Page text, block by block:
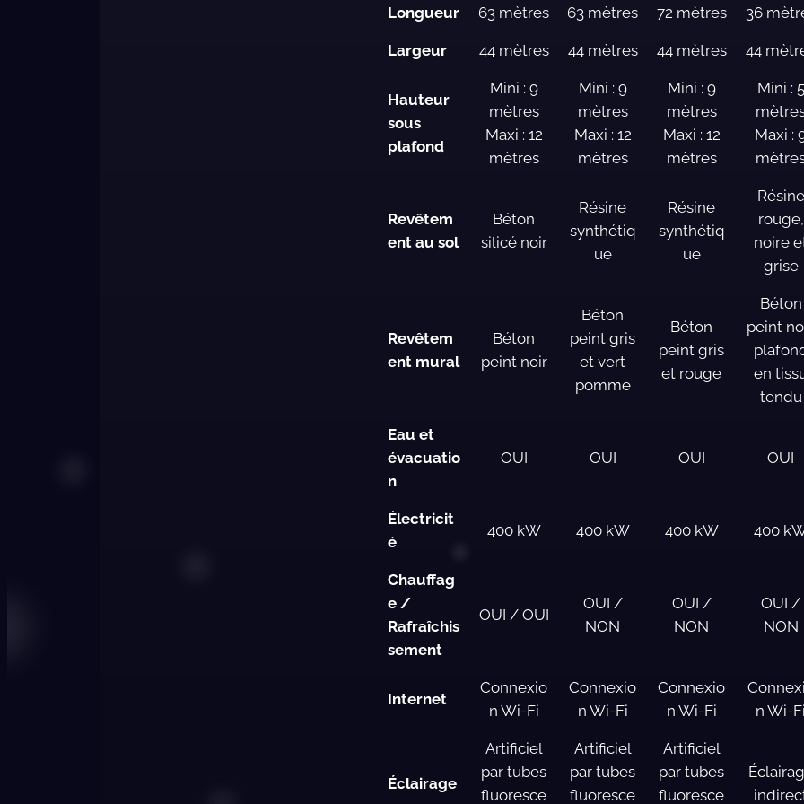
Longueur 63 mètres 63 mètres 72 mètres 36
Largeur 44 mètres 44 mètres 44 mètres 44
Hauteur
sous
plafond
Mini : 9
mètres
Maxi : 12
mètres
Mini : 9
mètres
Maxi : 12
mètres
Mini : 9
mètres
Maxi : 12
mètres
Mini : 5
Maxi :
Revêtem
ent au sol
Béton
silicé noir
Résine
synthétiq
ue
Résine
synthétiq
ue
Résine
rouge,
noire
grise
Revêtem
ent mural
Béton
peint noir
Béton
peint gris
et vert
pomme
Béton
peint gris
et rouge
Béton
peint
en
tendu
Eau et
évacuatio
n
OUI OUI OUI OUI
Électricit
é
400 kW 400 kW 400 kW 400
Chauffag
e /
Rafraîchis
sement
OUI / OUI
OUI /
NON
OUI /
NON
OUI /
NON
Internet
Connexio
n Wi-Fi
Connexio
n Wi-Fi
Connexio
n Wi-Fi
n Wi-Fi
Éclairage
Artificiel
par tubes
fluoresce
Artificiel
par tubes
fluoresce
Artificiel
par tubes
fluoresce